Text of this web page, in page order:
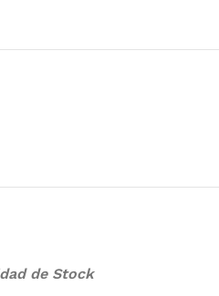
de Stock